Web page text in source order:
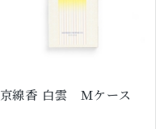
京線香 白雲 Ｍケース